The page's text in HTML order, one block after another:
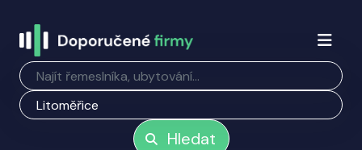
Hledat